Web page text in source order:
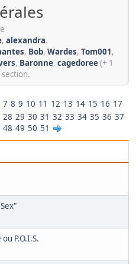
, alexandra.
, Bob, Wardes, Tom001,
, Baronne, cagedoree(+ 1
7 8 9 10 11 12 13 14 15 16 17
28 29 30 31 32 33 34 35 36 37
48 49 50 51
P.O.I.S.